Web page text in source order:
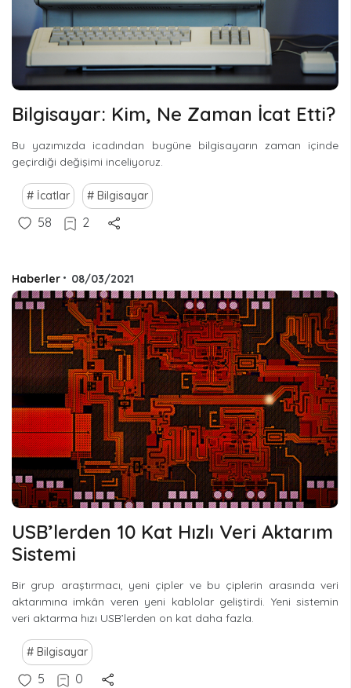
Bilgisayar: Kim, Ne Zaman İcat Etti?
Bu yazımızda icadından bugüne bilgisayarın zaman içinde
geçirdiği değişimi inceliyoruz.
İcatlar Bilgisayar
58 2
Haberler • 08/03/2021
USB’lerden 10 Kat Hızlı Veri Aktarım
Sistemi
Bir grup araştırmacı, yeni çipler ve bu çiplerin arasında veri
aktarımına imkân veren yeni kablolar geliştirdi. Yeni sistemin
veri aktarma hızı USB’lerden on kat daha fazla.
Bilgisayar
5 0